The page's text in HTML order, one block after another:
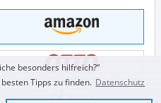
besonders hilfreich?“
Tipps zu finden. Datenschutz